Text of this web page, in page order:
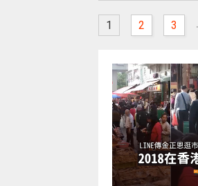
1 2 3